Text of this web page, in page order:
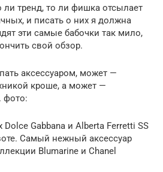
ли тренд, то ли фишка отсылает
и писать о них я должна
эти самые бабочки так мило,
свой обзор.
аксессуаром, может —
кроше, а может —
фото:
Gabbana и Alberta Ferretti SS
Самый нежный аксессуар
Blumarine и Chanel